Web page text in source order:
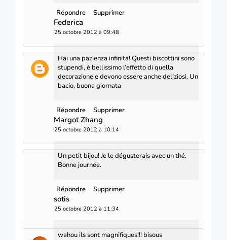
Répondre Supprimer
Federica
25 octobre 2012 à 09:48
Hai una pazienza infinita! Questi biscottini sono
stupendi, è bellissimo l’effetto di quella
decorazione e devono essere anche deliziosi. Un
bacio, buona giornata
Répondre Supprimer
Margot Zhang
25 octobre 2012 à 10:14
Un petit bijou! Je le dégusterais avec un thé.
Bonne journée.
Répondre Supprimer
sotis
25 octobre 2012 à 11:34
wahou ils sont magnifiques!!! bisous